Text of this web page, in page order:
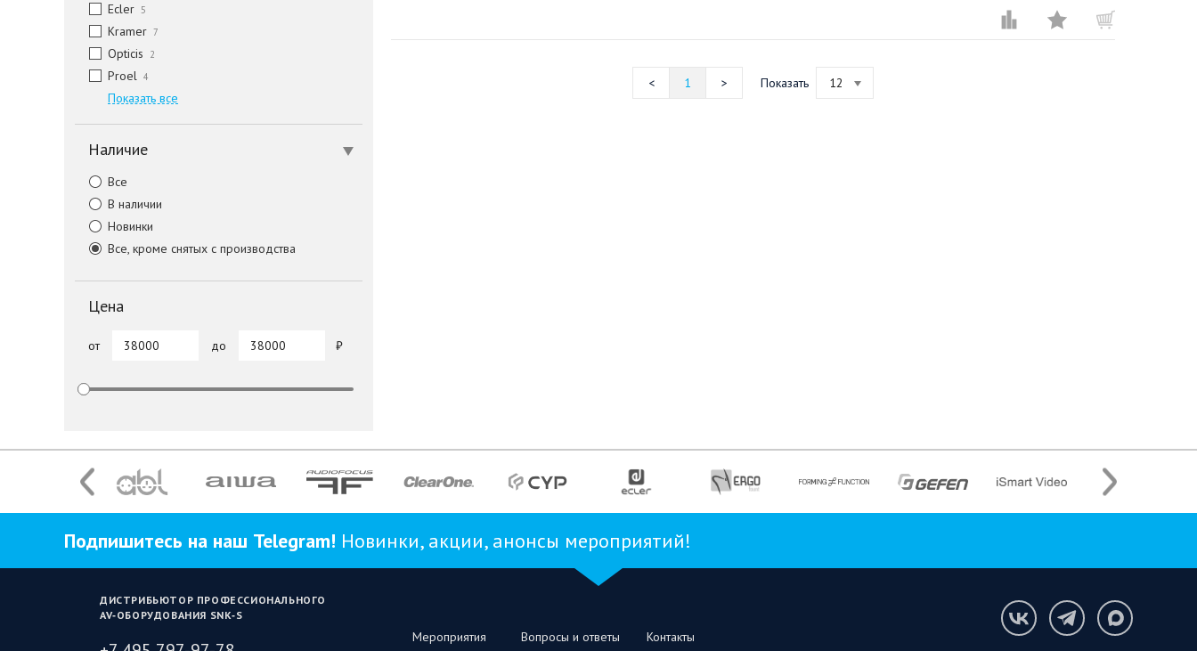
Ecler 5
Kramer 7
Opticis 2
Proel 4
Показать все
Наличие
Все
В наличии
Новинки
Все, кроме снятых с производства
Цена
от до
1 Показать 12
Подпишитесь на наш Telegram! Новинки, акции, анонсы мероприятий!
ДИСТРИБЬЮТОР ПРОФЕССИОНАЛЬНОГО
AV‑ОБОРУДОВАНИЯ SNK‑S
Мероприятия Вопросы и ответы Контакты